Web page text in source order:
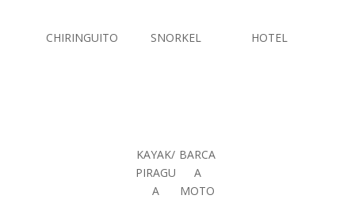
CHIRINGUITO SNORKEL HOTEL
KAYAK/
PIRAGU
A
BARCA
A
MOTO